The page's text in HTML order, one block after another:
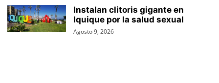
Instalan clitoris gigante en
Iquique por la salud sexual
Agosto 9, 2026